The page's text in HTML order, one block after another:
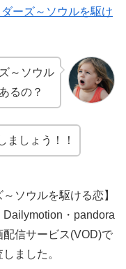
ーズ～ソウルを駆け
～ソウル
るの？
ましょう！！
ソウルを駆ける恋】
・pandora
信サービス(VOD)で
ました。